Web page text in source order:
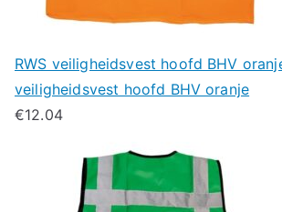
RWS veiligheidsvest hoofd BHV
veiligheidsvest hoofd BHV oranje
€12.04